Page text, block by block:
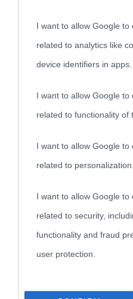
I want to allow Google to
related to analytics like
device identifiers in apps.
I want to allow Google to
related to functionality of
I want to allow Google to
related to personalization.
I want to allow Google to
related to security,
functionality and fraud
user protection.
nell'avversa.» (Aristotele -Frasi
Biografie di
Biografie più
visitate
Indice dei nomi
Categorie
Film